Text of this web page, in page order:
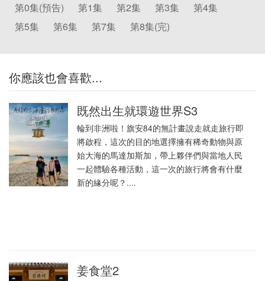
第0集(預告) 第1集 第2集 第3集
第4集
第5集
第6集 第7集 第8集(完)
你應該也會喜歡...
既然出生就環遊世界S3
輪到非洲啦！旗安84的無計畫說走就走旅行即
將啟程，這次的目的地選擇擁有稀奇動物與原
始大海的馬達加斯加，帶上夥伴們與當地人民
一起體驗各種活動，這一次的旅行將會有什麼
新的緣分呢？....
姜食堂2